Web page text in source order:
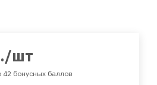
/шт
42 бонусных баллов